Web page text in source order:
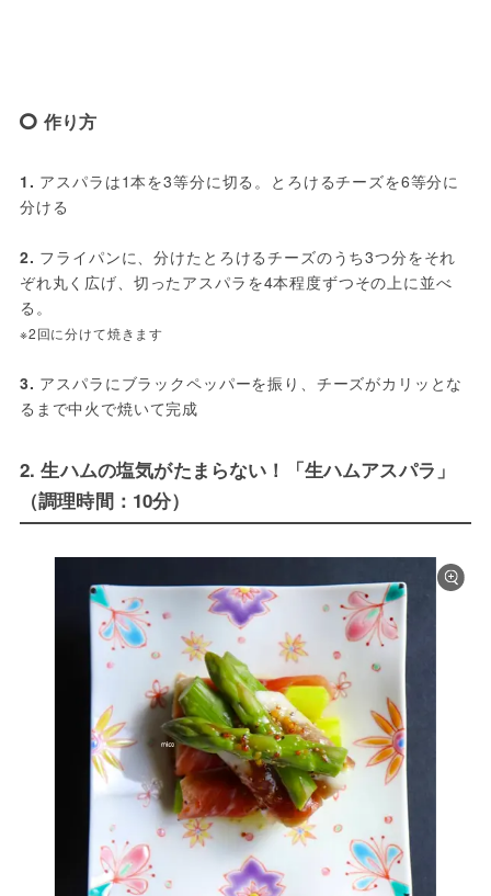
作り方
1. アスパラは1本を3等分に切る。とろけるチーズを6等分に
分ける
2. フライパンに、分けたとろけるチーズのうち3つ分をそれ
ぞれ丸く広げ、切ったアスパラを4本程度ずつその上に並べ
る。
※2回に分けて焼きます
3. アスパラにブラックペッパーを振り、チーズがカリッとな
るまで中火で焼いて完成
2. 生ハムの塩気がたまらない！「生ハムアスパラ」
（調理時間：10分）